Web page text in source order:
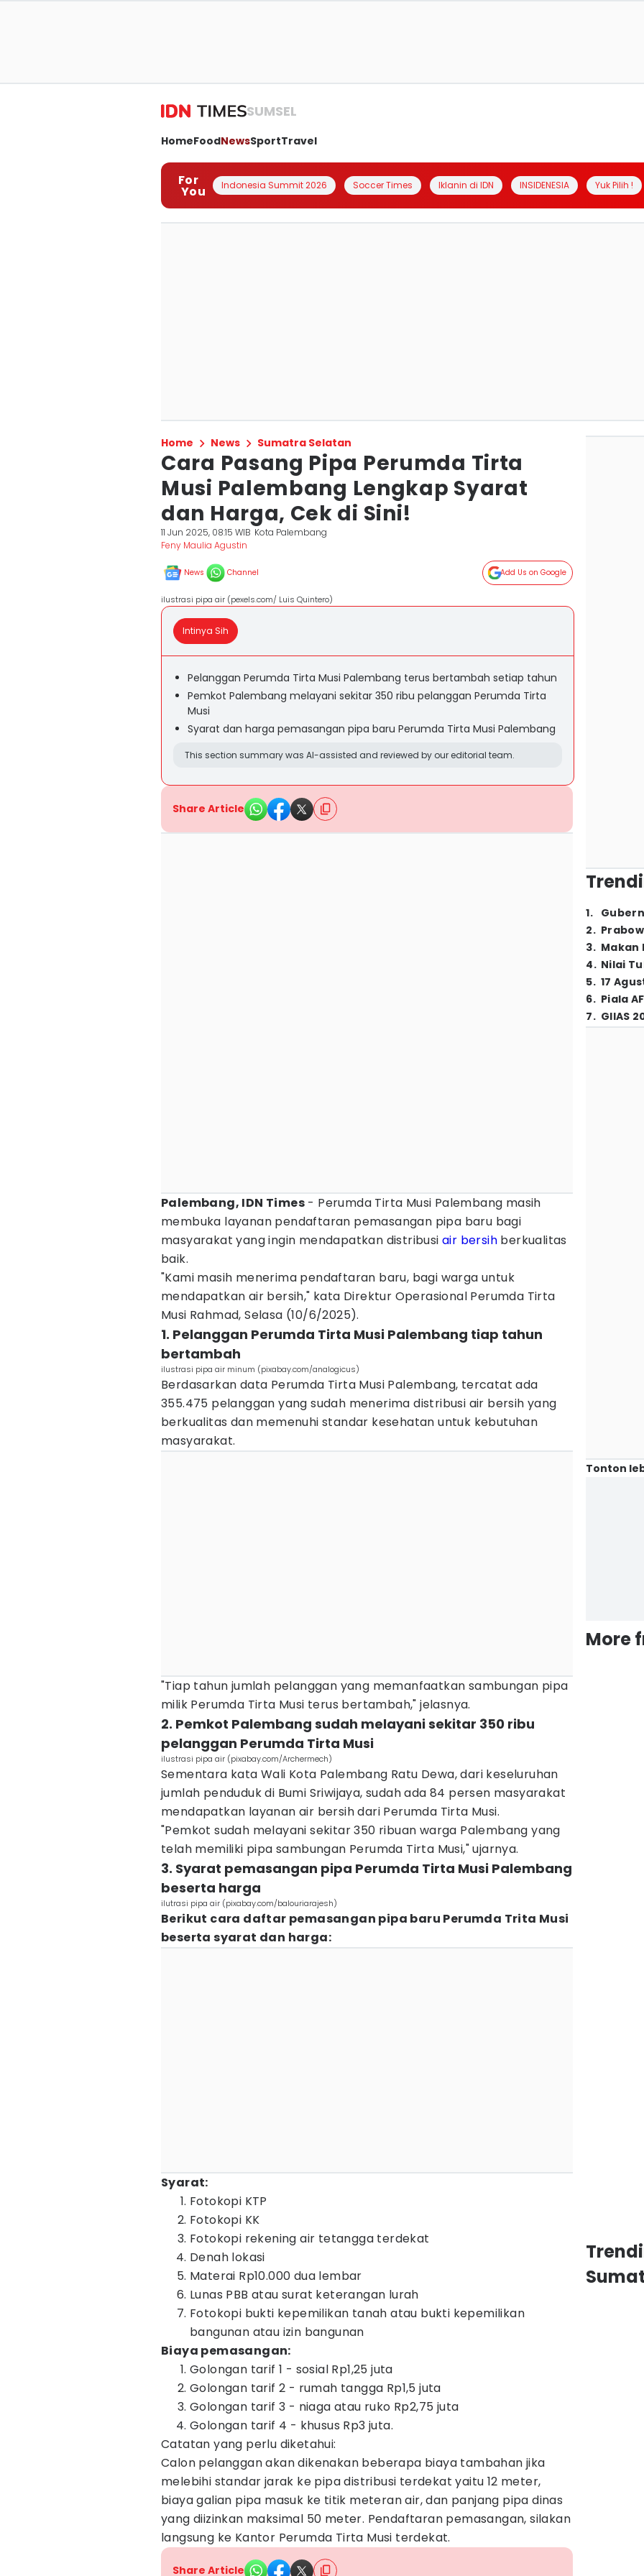
SUMSEL
HomeFoodNewsSportTravel
For
You Indonesia Summit 2026 Soccer Times Iklanin di IDN INSIDENESIA Yuk Pilih !
Home News Sumatra Selatan
Cara Pasang Pipa Perumda Tirta
Musi Palembang Lengkap Syarat
dan Harga, Cek di Sini!
11 Jun 2025, 08:15 WIB Kota Palembang
Feny Maulia Agustin
News Channel Add Us on Google
ilustrasi pipa air (pexels.com/ Luis Quintero)
Intinya Sih
Pelanggan Perumda Tirta Musi Palembang terus bertambah setiap tahun
Pemkot Palembang melayani sekitar 350 ribu pelanggan Perumda Tirta
Musi
Syarat dan harga pemasangan pipa baru Perumda Tirta Musi Palembang
This section summary was AI-assisted and reviewed by our editorial team.
Share Article
Palembang, IDN Times - Perumda Tirta Musi Palembang masih
membuka layanan pendaftaran pemasangan pipa baru bagi
masyarakat yang ingin mendapatkan distribusi air bersih berkualitas
baik.
"Kami masih menerima pendaftaran baru, bagi warga untuk
mendapatkan air bersih," kata Direktur Operasional Perumda Tirta
Musi Rahmad, Selasa (10/6/2025).
1. Pelanggan Perumda Tirta Musi Palembang tiap tahun
bertambah
ilustrasi pipa air minum (pixabay.com/analogicus)
Berdasarkan data Perumda Tirta Musi Palembang, tercatat ada
355.475 pelanggan yang sudah menerima distribusi air bersih yang
berkualitas dan memenuhi standar kesehatan untuk kebutuhan
masyarakat.
"Tiap tahun jumlah pelanggan yang memanfaatkan sambungan pipa
milik Perumda Tirta Musi terus bertambah," jelasnya.
2. Pemkot Palembang sudah melayani sekitar 350 ribu
pelanggan Perumda Tirta Musi
ilustrasi pipa air (pixabay.com/Archermech)
Sementara kata Wali Kota Palembang Ratu Dewa, dari keseluruhan
jumlah penduduk di Bumi Sriwijaya, sudah ada 84 persen masyarakat
mendapatkan layanan air bersih dari Perumda Tirta Musi.
"Pemkot sudah melayani sekitar 350 ribuan warga Palembang yang
telah memiliki pipa sambungan Perumda Tirta Musi," ujarnya.
3. Syarat pemasangan pipa Perumda Tirta Musi Palembang
beserta harga
ilutrasi pipa air (pixabay.com/balouriarajesh)
Berikut cara daftar pemasangan pipa baru Perumda Trita Musi
beserta syarat dan harga:
Syarat:
Fotokopi KTP
Fotokopi KK
Fotokopi rekening air tetangga terdekat
Denah lokasi
Materai Rp10.000 dua lembar
Lunas PBB atau surat keterangan lurah
Fotokopi bukti kepemilikan tanah atau bukti kepemilikan
bangunan atau izin bangunan
Biaya pemasangan:
Golongan tarif 1 - sosial Rp1,25 juta
Golongan tarif 2 - rumah tangga Rp1,5 juta
Golongan tarif 3 - niaga atau ruko Rp2,75 juta
Golongan tarif 4 - khusus Rp3 juta.
Catatan yang perlu diketahui:
Calon pelanggan akan dikenakan beberapa biaya tambahan jika
melebihi standar jarak ke pipa distribusi terdekat yaitu 12 meter,
biaya galian pipa masuk ke titik meteran air, dan panjang pipa dinas
yang diizinkan maksimal 50 meter. Pendaftaran pemasangan, silakan
langsung ke Kantor Perumda Tirta Musi terdekat.
Share Article
1.
2.
3. Makan
4. Nilai
5. 17
6. Piala
7. GIIAS
Tonton
More